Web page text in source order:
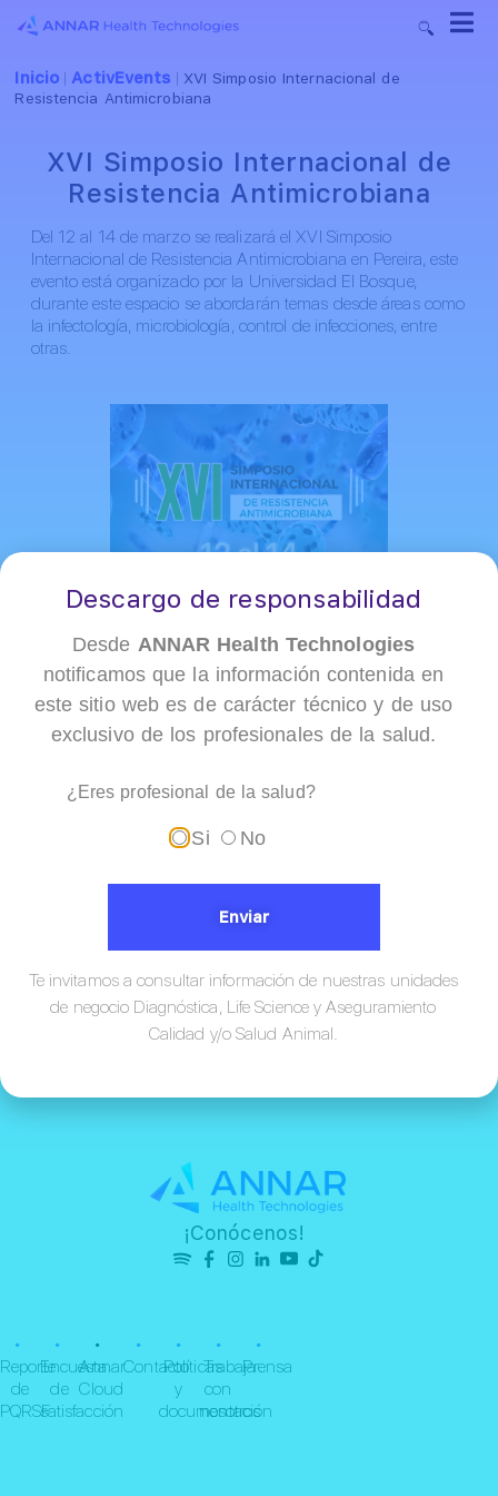
Inicio | ActivEvents | XVI Simposio Internacional de
Resistencia Antimicrobiana
XVI Simposio Internacional de
Resistencia Antimicrobiana
Del 12 al 14 de marzo se realizará el XVI Simposio
Internacional de Resistencia Antimicrobiana en Pereira, este
evento está organizado por la Universidad El Bosque,
durante este espacio se abordarán temas desde áreas como
la infectología, microbiología, control de infecciones, entre
otras.
Fecha del Evento:marzo 12 de 2025
Hora:7:00 am a 6:00 pm
Organizador:
Ubicación
¡Conócenos!
•
Reporte
de
PQRSF
•
Encuesta
de
satisfacción
•
Annar
Cloud
•
Contacto
•
Políticas
y
documentación
•
Trabaja
con
nosotros
•
Prensa
Descargo de responsabilidad
Desde ANNAR Health Technologies
notificamos que la información contenida en
este sitio web es de carácter técnico y de uso
exclusivo de los profesionales de la salud.
¿Eres profesional de la salud?
Si No
Enviar
Te invitamos a consultar información de nuestras unidades
de negocio Diagnóstica, Life Science y Aseguramiento
Calidad y/o Salud Animal.